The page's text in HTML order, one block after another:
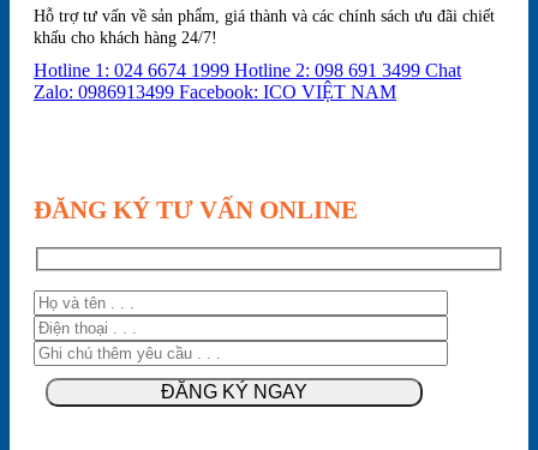
Hỗ trợ tư vấn về sản phẩm, giá thành và các chính sách ưu đãi chiết
khấu cho khách hàng 24/7!
Hotline 1: 024 6674 1999 Hotline 2: 098 691 3499 Chat
Zalo: 0986913499 Facebook: ICO VIỆT NAM
ĐĂNG KÝ TƯ VẤN ONLINE